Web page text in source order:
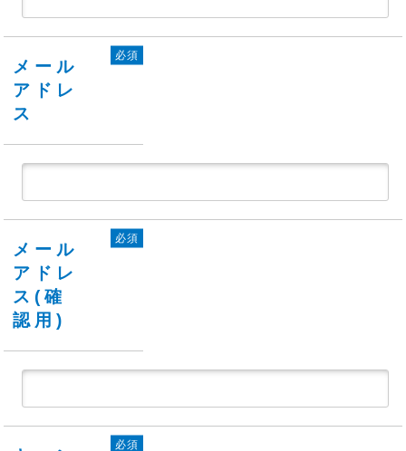
メール
アドレ
ス
必須
メール
アドレ
ス(確
認用)
必須
必須